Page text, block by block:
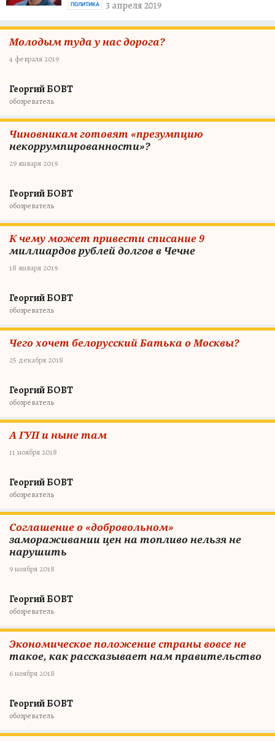
3 апреля 2019
ПОЛИТИКА
Молодым туда у нас дорога?
4 февраля 2019
Георгий БОВТ
обозреватель
Чиновникам готовят «презумпцию
некоррумпированности»?
29 января 2019
Георгий БОВТ
обозреватель
К чему может привести списание 9
миллиардов рублей долгов в Чечне
18 января 2019
Георгий БОВТ
обозреватель
Чего хочет белорусский Батька о Москвы?
25 декабря 2018
Георгий БОВТ
обозреватель
А ГУП и ныне там
11 ноября 2018
Георгий БОВТ
обозреватель
Соглашение о «добровольном»
замораживании цен на топливо нельзя не
нарушить
9 ноября 2018
Георгий БОВТ
обозреватель
Экономическое положение страны вовсе не
такое, как рассказывает нам правительство
6 ноября 2018
Георгий БОВТ
обозреватель